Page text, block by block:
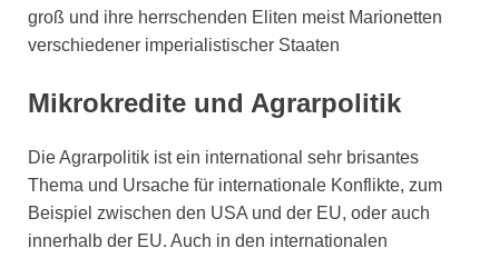
groß und ihre herrschenden Eliten meist Marionetten
verschiedener imperialistischer Staaten
Mikrokredite und Agrarpolitik
Die Agrarpolitik ist ein international sehr brisantes
Thema und Ursache für internationale Konflikte, zum
Beispiel zwischen den USA und der EU, oder auch
innerhalb der EU. Auch in den internationalen